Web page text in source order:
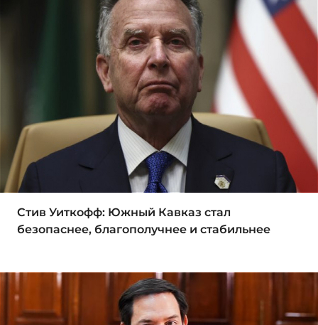
Стив Уиткофф: Южный Кавказ стал
безопаснее, благополучнее и стабильнее